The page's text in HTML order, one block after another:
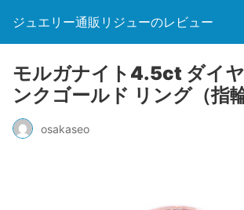
ジュエリー通販リジューのレビュー
モルガナイト4.5ct ダイ
ンクゴールド リング（指輪
osakaseo